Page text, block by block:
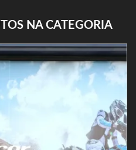
NA CATEGORIA